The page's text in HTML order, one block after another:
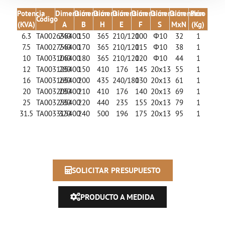
Potencia
(KVA)
Código
Dimensión
A
Dimensión
B
Dimensión
H
Dimensión
E
Dimensión
F
Dimensión
S
Dimensión
MxN
Peso
(Kg)
6.3 TA002635400
240 150 365 210/120100 Φ10 32
1
7.5
TA002755400
240 170 365 210/120115 Φ10 38
1
10 TA003105400
240 180 365 210/120120 Φ10 44
1
12
TA003125400
280 150 410 176 145 20x13 55
1
16 TA003165400
280 200 435 240/180130 20x13 61
1
20 TA003205400
280 210 410 176 140 20x13 69
1
25
TA003255400
280 220 440 235 155 20x13 79
1
31.5 TA003315400
320 240 500 196 175 20x13 95 1
SOLICITAR PRESUPUESTO
PRODUCTO A MEDIDA